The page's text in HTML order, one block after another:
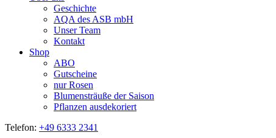
Geschichte
AQA des ASB mbH
Unser Team
Kontakt
Shop
ABO
Gutscheine
nur Rosen
Blumensträuße der Saison
Pflanzen ausdekoriert
Telefon: +49 6333 2341